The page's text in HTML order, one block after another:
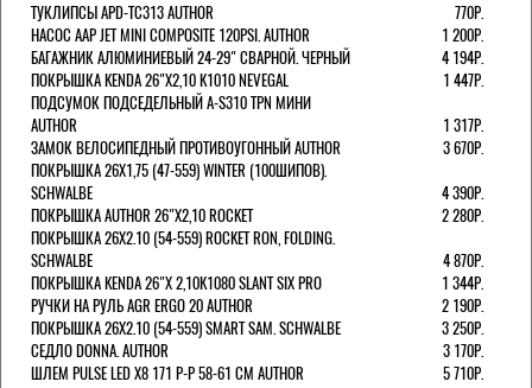
ТУКЛИПСЫ APD-TC313 AUTHOR
770Р.
НАСОС AAP JET MINI COMPOSITE 120PSI. AUTHOR
1 200Р.
БАГАЖНИК АЛЮМИНИЕВЫЙ 24-29" СВАРНОЙ. ЧЕРНЫЙ
4 194Р.
ПОКРЫШКА KENDA 26"Х2,10 K1010 NEVEGAL
1 447Р.
ПОДСУМОК ПОДСЕДЕЛЬНЫЙ A-S310 TPN МИНИ
AUTHOR
1 317Р.
ЗАМОК ВЕЛОСИПЕДНЫЙ ПРОТИВОУГОННЫЙ AUTHOR
3 670Р.
ПОКРЫШКА 26X1,75 (47-559) WINTER (100ШИПОВ).
SCHWALBE
4 390Р.
ПОКРЫШКА AUTHOR 26"Х2,10 ROCKET
2 280Р.
ПОКРЫШКА 26X2.10 (54-559) ROCKET RON, FOLDING.
SCHWALBE
4 870Р.
ПОКРЫШКА KENDA 26"Х 2,10K1080 SLANT SIX PRO
1 344Р.
РУЧКИ НА РУЛЬ AGR ERGO 20 AUTHOR
2 190Р.
ПОКРЫШКА 26X2.10 (54-559) SMART SAM. SCHWALBE
3 250Р.
СЕДЛО DONNA. AUTHOR
3 170Р.
ШЛЕМ PULSE LED X8 171 Р-Р 58-61 СМ AUTHOR
5 710Р.